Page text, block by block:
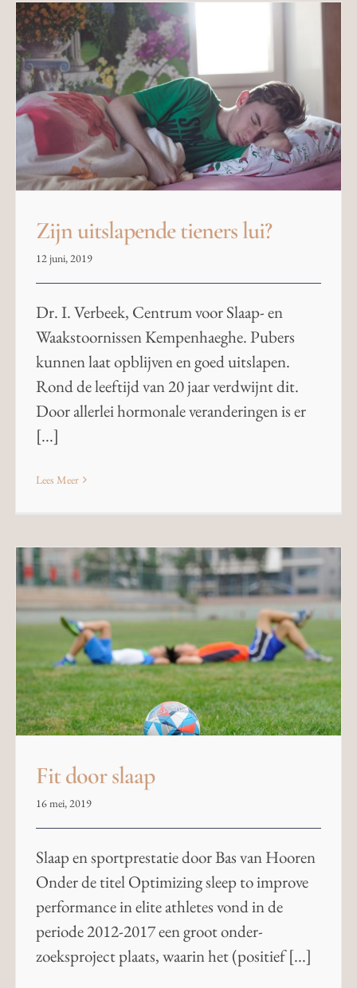
Zijn uitslapende tieners lui?
12 juni, 2019
Dr. I. Verbeek, Centrum voor Slaap- en
Waakstoornissen Kempenhaeghe. Pubers
kunnen laat opblijven en goed uitslapen.
Rond de leeftijd van 20 jaar verdwijnt dit.
Door allerlei hormonale veranderingen is er
[...]
Lees Meer
Fit door slaap
16 mei, 2019
Slaap en sportprestatie door Bas van Hooren
Onder de titel Optimizing sleep to improve
performance in elite athletes vond in de
periode 2012-2017 een groot onder-
zoeksproject plaats, waarin het (positief [...]